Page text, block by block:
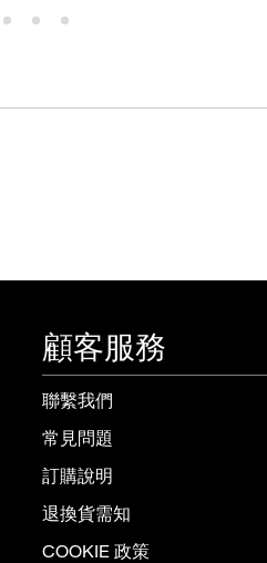
顧客服務
聯繫我們
常見問題
訂購說明
退換貨需知
COOKIE 政策